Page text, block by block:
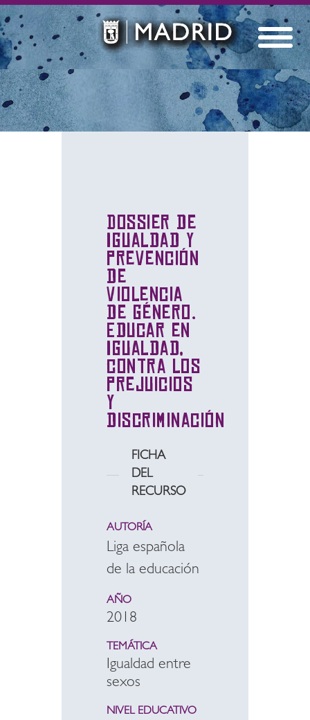
Dossier de
Igualdad y
prevención
de
violencia
de género.
Educar en
Igualdad,
contra los
prejuicios
y
discriminación
FICHA
DEL
RECURSO
AUTORÍA
Liga española
de la educación
AÑO
2018
TEMÁTICA
Igualdad entre
sexos
NIVEL EDUCATIVO